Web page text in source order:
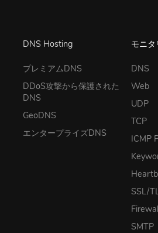
DNS Hosting
プレミアムDNS
DDoS攻撃から保護された
DNS
GeoDNS
エンタープライズDNS
モニ
DNS
Web
UDP
TCP
ICMP
SSL/
SMTP